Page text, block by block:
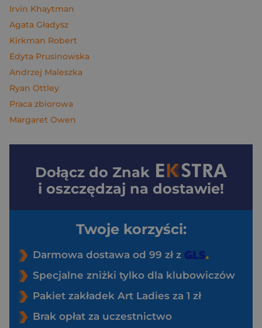
Irvin Khaytman
Agata Gładysz
Kirkman Robert
Edyta Prusinowska
Andrzej Maleszka
Ryan Ottley
Praca zbiorowa
Margaret Owen
Dołącz do Znak
i oszczędzaj na dostawie!
Twoje korzyści:
Darmowa dostawa od 99 zł z
Specjalne zniżki tylko dla klubowiczów
Pakiet zakładek Art Ladies za 1 zł
Brak opłat za uczestnictwo